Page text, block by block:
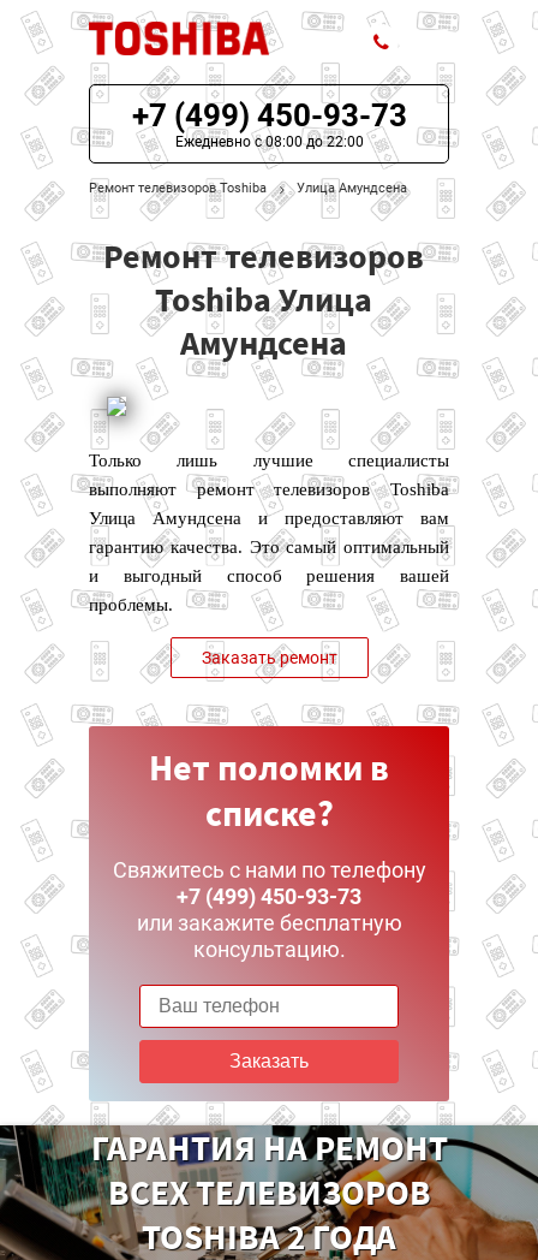
ЦЕНЫ НА РЕМОНТ
О СЕРВИСЕ
МОДЕЛИ TOSHIBA
НАШИ КОНТАКТЫ
+7 (499) 450-93-73
Ежедневно с 08:00 до 22:00
Ремонт телевизоров Toshiba Улица Амундсена
Ремонт телевизоров
Toshiba Улица
Амундсена
Только лишь лучшие специалисты
выполняют ремонт телевизоров Toshiba
Улица Амундсена и предоставляют вам
гарантию качества. Это самый оптимальный
и выгодный способ решения вашей
проблемы.
Заказать ремонт
Нет поломки в
списке?
Свяжитесь с нами по телефону
+7 (499) 450-93-73
или закажите бесплатную
консультацию.
Заказать
ГАРАНТИЯ НА РЕМОНТ
ВСЕХ ТЕЛЕВИЗОРОВ
TOSHIBA 2 ГОДА